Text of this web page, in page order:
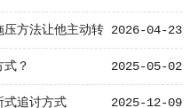
2026-04-23
方法让他主动转
2025-05-02
？
2025-12-09
式追讨方式